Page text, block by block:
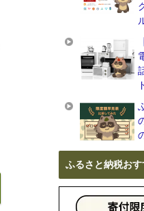
ふるさと納税お